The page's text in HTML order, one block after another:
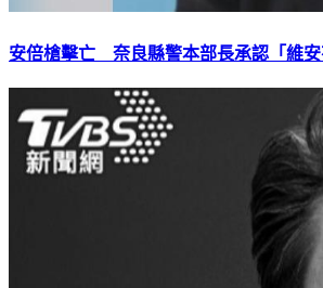
安倍槍擊亡 奈良縣警本部長承認「維